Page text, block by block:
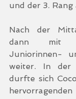
und der 3.
Nach der
dann mit
Juniorinnen-
weiter. In der
durfte sich